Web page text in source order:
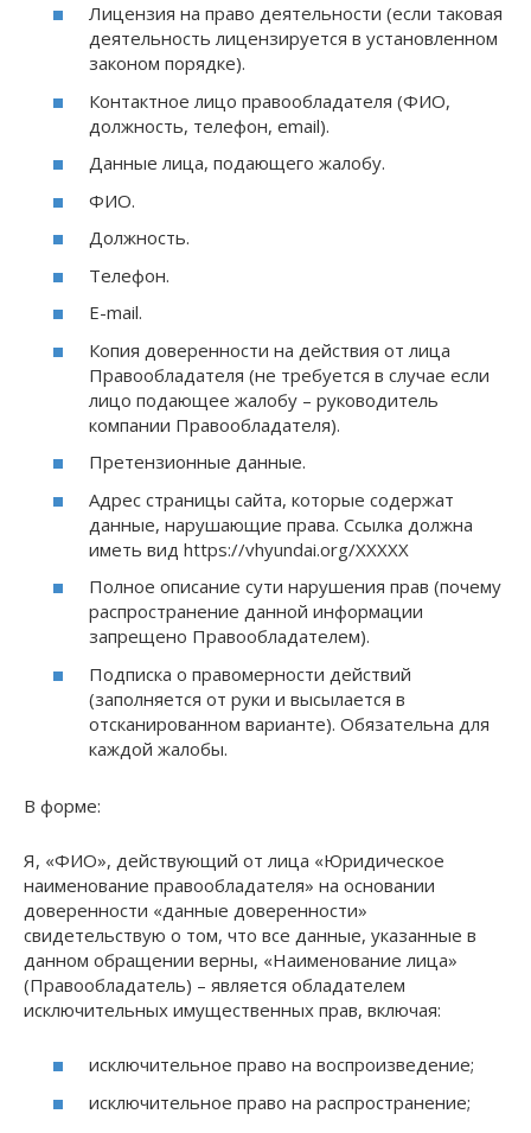
Лицензия на право деятельности (если таковая
деятельность лицензируется в установленном
законом порядке).
Контактное лицо правообладателя (ФИО,
должность, телефон, email).
Данные лица, подающего жалобу.
ФИО.
Должность.
Телефон.
E-mail.
Копия доверенности на действия от лица
Правообладателя (не требуется в случае если
лицо подающее жалобу – руководитель
компании Правообладателя).
Претензионные данные.
Адрес страницы сайта, которые содержат
данные, нарушающие права. Ссылка должна
иметь вид https://vhyundai.org/XXXXX
Полное описание сути нарушения прав (почему
распространение данной информации
запрещено Правообладателем).
Подписка о правомерности действий
(заполняется от руки и высылается в
отсканированном варианте). Обязательна для
каждой жалобы.
В форме:
Я, «ФИО», действующий от лица «Юридическое
наименование правообладателя» на основании
доверенности «данные доверенности»
свидетельствую о том, что все данные, указанные в
данном обращении верны, «Наименование лица»
(Правообладатель) – является обладателем
исключительных имущественных прав, включая:
исключительное право на воспроизведение;
исключительное право на распространение;